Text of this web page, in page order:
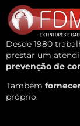
Desde 1980
prestar um
prevenção de
Também
próprio.